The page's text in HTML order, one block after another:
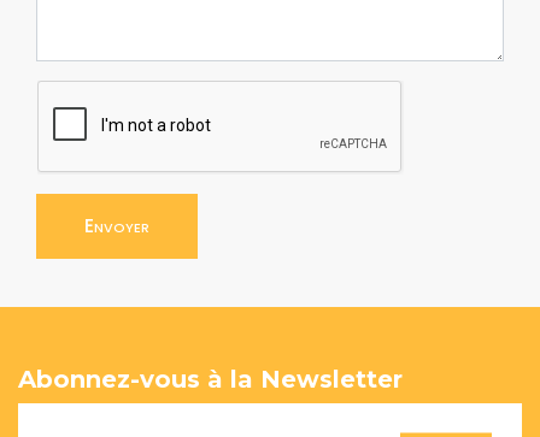
Envoyer
Abonnez-vous à la Newsletter